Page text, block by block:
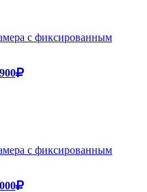
с фиксированным
с фиксированным